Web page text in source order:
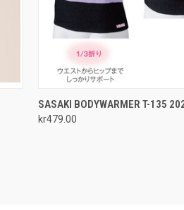
QUICK VIEW VIEW
Compare
SASAKI BODYWARMER T-135
kr479.00